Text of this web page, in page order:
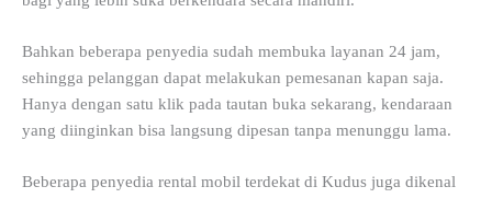
Bahkan beberapa penyedia sudah membuka layanan 24 jam,
sehingga pelanggan dapat melakukan pemesanan kapan saja.
Hanya dengan satu klik pada tautan buka sekarang, kendaraan
yang diinginkan bisa langsung dipesan tanpa menunggu lama.
Beberapa penyedia rental mobil terdekat di Kudus juga dikenal